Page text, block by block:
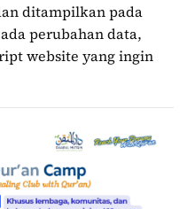
ditampilkan pada
perubahan data,
website yang ingin